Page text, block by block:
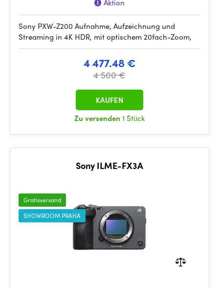
Aktion
Sony PXW-Z200 Aufnahme, Aufzeichnung und
Streaming in 4K HDR, mit optischem 20fach-Zoom,
4 477.48 €
4 500 €
Zu versenden 1 Stück
KAUFEN
Sony ILME-FX3A
Gratisversand
SHOWROOM PRAHA